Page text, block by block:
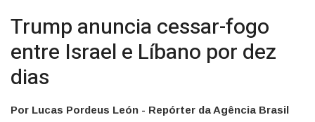
Trump anuncia cessar-fogo
entre Israel e Líbano por dez
dias
Por Lucas Pordeus León - Repórter da Agência Brasil